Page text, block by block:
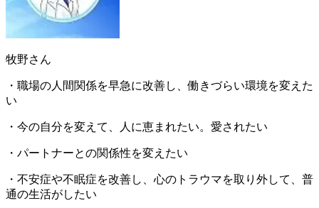
牧野さん
・職場の人間関係を早急に改善し、働きづらい環境を変えた
い
・今の自分を変えて、人に恵まれたい。愛されたい
・パートナーとの関係性を変えたい
・不安症や不眠症を改善し、心のトラウマを取り外して、普
通の生活がしたい